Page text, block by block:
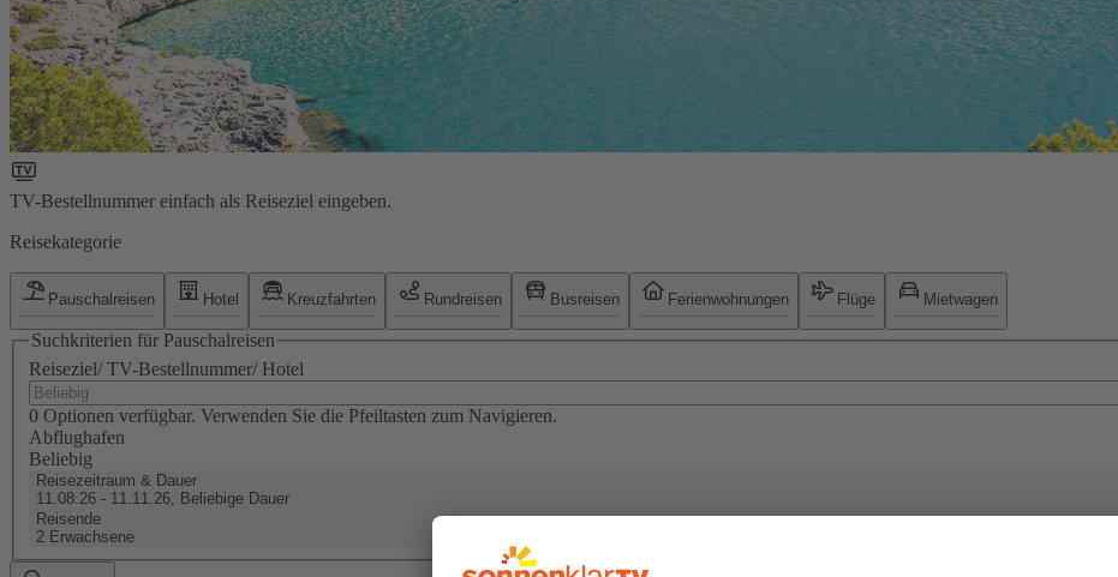
TV-Bestellnummer einfach als Reiseziel eingeben.
Reisekategorie
Pauschalreisen Hotel Kreuzfahrten Rundreisen Busreisen Ferienwohnungen Flüge Mietwagen
Suchkriterien für Pauschalreisen
Reiseziel/ TV-Bestellnummer/ Hotel
0 Optionen verfügbar. Verwenden Sie die Pfeiltasten zum Navigieren.
Abflughafen
Beliebig
Reisezeitraum & Dauer
11.08.26 - 11.11.26, Beliebige Dauer
Reisende
2 Erwachsene